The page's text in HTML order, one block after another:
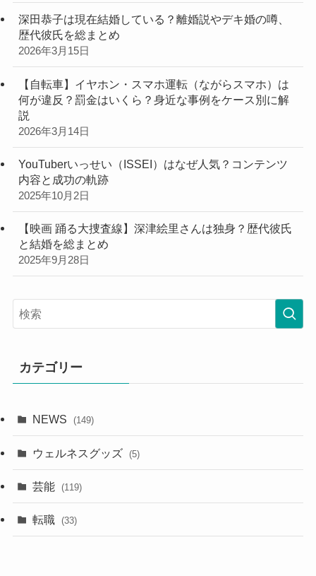
深田恭子は現在結婚している？離婚説やデキ婚の噂、
歴代彼氏を総まとめ
2026年3月15日
【自転車】イヤホン・スマホ運転（ながらスマホ）は
何が違反？罰金はいくら？身近な事例をケース別に解
説
2026年3月14日
YouTuberいっせい（ISSEI）はなぜ人気？コンテンツ
内容と成功の軌跡
2025年10月2日
【映画 踊る大捜査線】深津絵里さんは独身？歴代彼氏
と結婚を総まとめ
2025年9月28日
カテゴリー
NEWS (149)
ウェルネスグッズ (5)
芸能 (119)
転職 (33)